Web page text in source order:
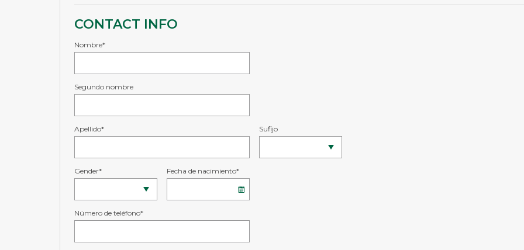
CONTACT INFO
Nombre*
Segundo nombre
Apellido* Sufijo
Gender* Fecha de nacimiento*
Número de teléfono*